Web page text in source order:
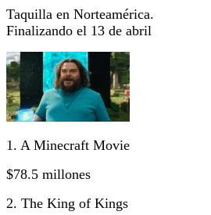
Taquilla en Norteamérica.
Finalizando el 13 de abril
1. A Minecraft Movie
$78.5 millones
2. The King of Kings